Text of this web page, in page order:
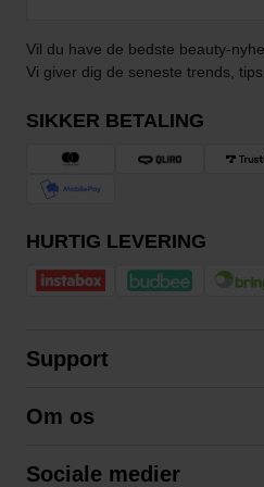
Vil du have de bedste beauty-
Vi giver dig de seneste trends,
SIKKER BETALING
HURTIG LEVERING
Support
Betingelser
Om os
Sociale medier